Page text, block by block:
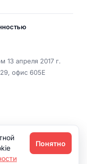
13 апреля 2017 г.
офис 605Е
Понятно